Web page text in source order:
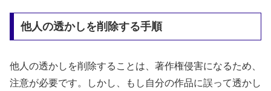
他人の透かしを削除する手順
他人の透かしを削除することは、著作権侵害になるため、
注意が必要です。しかし、もし自分の作品に誤って透かし